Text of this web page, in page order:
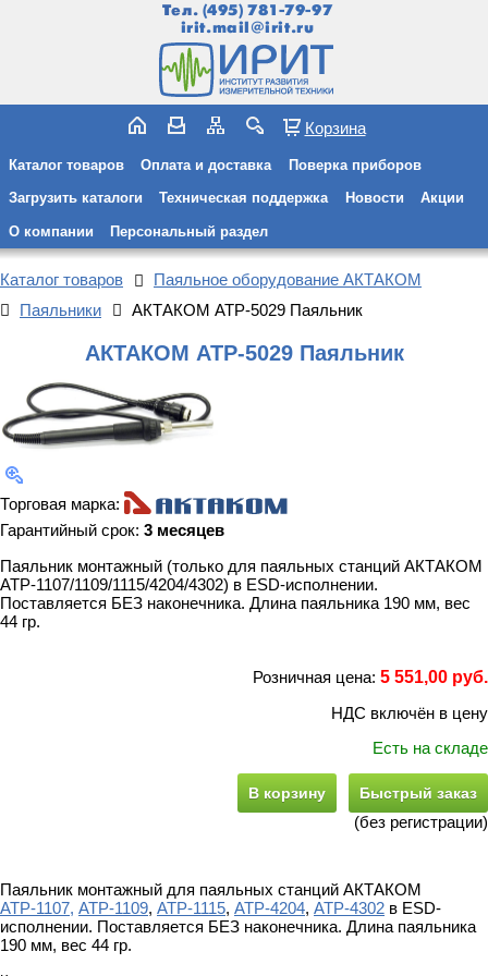
Тел. (495) 781-79-97
irit.mail@irit.ru
Корзина
Каталог товаров Оплата и доставка Поверка приборов
Загрузить каталоги Техническая поддержка Новости Акции
О компании Персональный раздел
Каталог товаров
Паяльное оборудование АКТАКОМ
Паяльники
АКТАКОМ АТР-5029 Паяльник
АКТАКОМ АТР-5029 Паяльник
Торговая марка:
Гарантийный срок: 3 месяцев
Паяльник монтажный (только для паяльных станций АКТАКОМ
АТР-1107/1109/1115/4204/4302) в ESD-исполнении.
Поставляется БЕЗ наконечника. Длина паяльника 190 мм, вес
44 гр.
Розничная цена: 5 551,00 руб.
НДС включён в цену
Есть на складе
В корзину Быстрый заказ
(без регистрации)
Паяльник монтажный для паяльных станций АКТАКОМ
АТР-1107, АТР-1109, АТР-1115, АТР-4204, АТР-4302 в ESD-
исполнении. Поставляется БЕЗ наконечника. Длина паяльника
190 мм, вес 44 гр.